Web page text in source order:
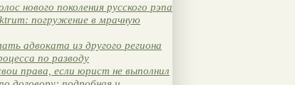
нового поколения русского рэпа
погружение в мрачную
адвоката из другого региона
по разводу
права, если юрист не выполнил